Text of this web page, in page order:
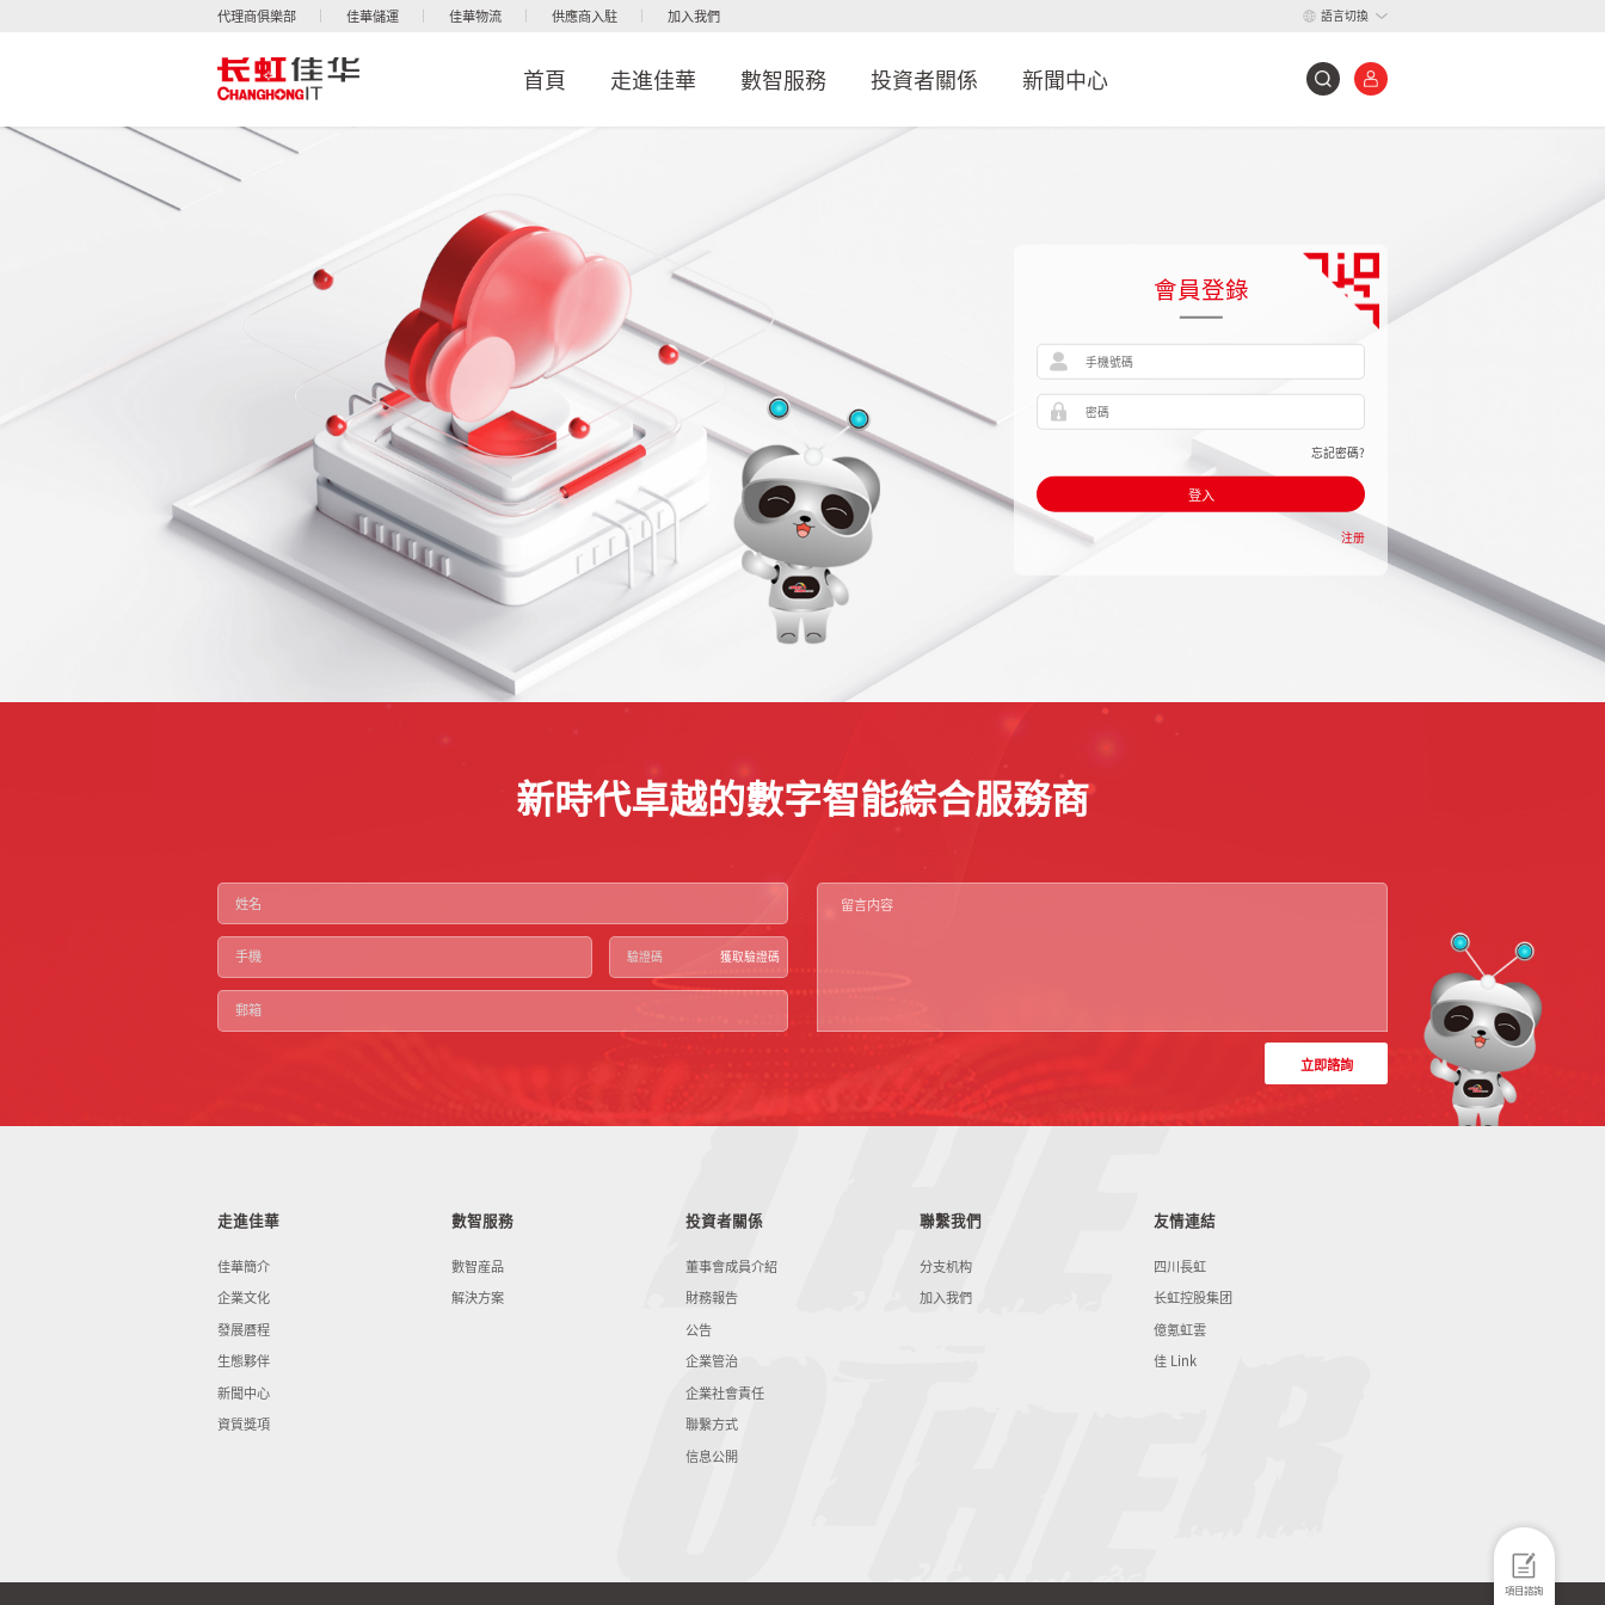
代理商俱樂部 佳華儲運 佳華物流 供應商入駐 加入我們 語言切換
首頁 走進佳華 數智服務 投資者關係 新聞中心
會員登錄
忘記密碼?
登入
注册
項目諮詢
新時代卓越的數字智能綜合服務商
獲取驗證碼
立即諮詢
走進佳華
佳華簡介
企業文化
發展曆程
生態夥伴
新聞中心
資質獎項
數智服務
數智産品
解決方案
投資者關係
董事會成員介紹
財務報告
公告
企業管治
企業社會責任
聯繫方式
信息公開
聯繫我們
分支机构
加入我們
友情連結
四川長虹
长虹控股集团
億氪虹雲
佳 Link